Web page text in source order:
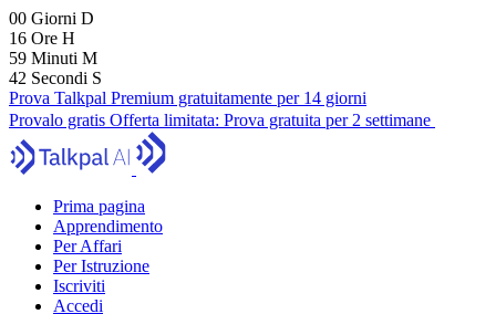
00 Giorni D
16 Ore H
59 Minuti M
41 Secondi S
Prova Talkpal Premium gratuitamente per 14 giorni
Provalo gratis Offerta limitata: Prova gratuita per 2 settimane
Prima pagina
Apprendimento
Per Affari
Per Istruzione
Iscriviti
Accedi